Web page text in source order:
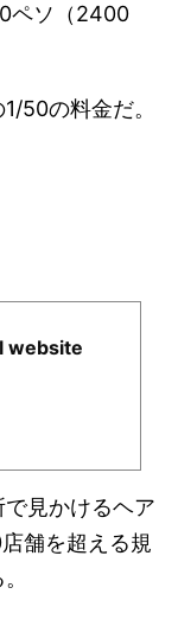
ペソ（2400
50の料金だ。
website
見かけるヘア
舗を超える規